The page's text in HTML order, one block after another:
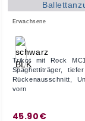
Erwachsene
Trikot mit Rock
Spaghettiträger, tiefer
Rückenausschnitt,
vorn
45.90€